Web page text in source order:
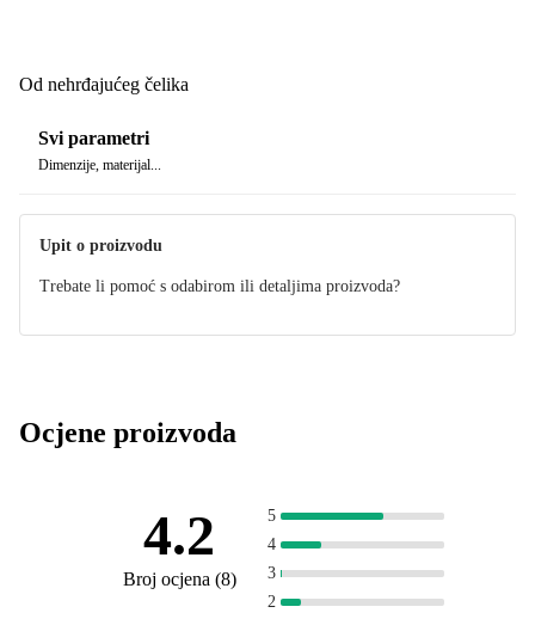
Od nehrđajućeg čelika
Svi parametri
Dimenzije, materijal...
Upit o proizvodu
Trebate li pomoć s odabirom ili detaljima proizvoda?
Ocjene proizvoda
4.2
Broj ocjena (8)
5
4
3
2